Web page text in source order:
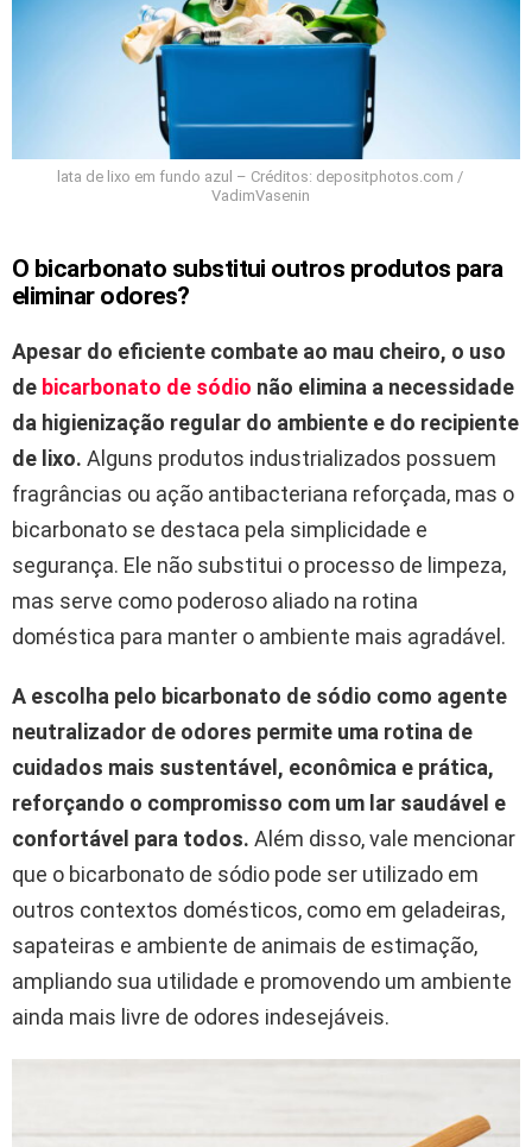
lata de lixo em fundo azul – Créditos: depositphotos.com /
VadimVasenin
O bicarbonato substitui outros produtos para
eliminar odores?
Apesar do eficiente combate ao mau cheiro, o uso
de bicarbonato de sódio não elimina a necessidade
da higienização regular do ambiente e do recipiente
de lixo. Alguns produtos industrializados possuem
fragrâncias ou ação antibacteriana reforçada, mas o
bicarbonato se destaca pela simplicidade e
segurança. Ele não substitui o processo de limpeza,
mas serve como poderoso aliado na rotina
doméstica para manter o ambiente mais agradável.
A escolha pelo bicarbonato de sódio como agente
neutralizador de odores permite uma rotina de
cuidados mais sustentável, econômica e prática,
reforçando o compromisso com um lar saudável e
confortável para todos. Além disso, vale mencionar
que o bicarbonato de sódio pode ser utilizado em
outros contextos domésticos, como em geladeiras,
sapateiras e ambiente de animais de estimação,
ampliando sua utilidade e promovendo um ambiente
ainda mais livre de odores indesejáveis.